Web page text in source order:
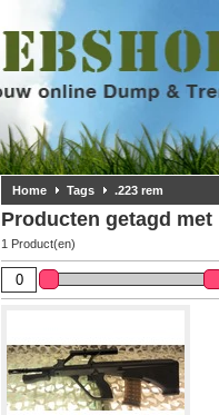
Home Tags .223 rem
Producten getagd met
1 Product(en)